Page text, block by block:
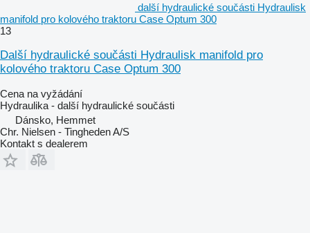
další hydraulické součásti Hydraulisk
manifold pro kolového traktoru Case Optum 300
13
Další hydraulické součásti Hydraulisk manifold pro
kolového traktoru Case Optum 300
Cena na vyžádání
Hydraulika - další hydraulické součásti
Dánsko, Hemmet
Chr. Nielsen - Tingheden A/S
Kontakt s dealerem